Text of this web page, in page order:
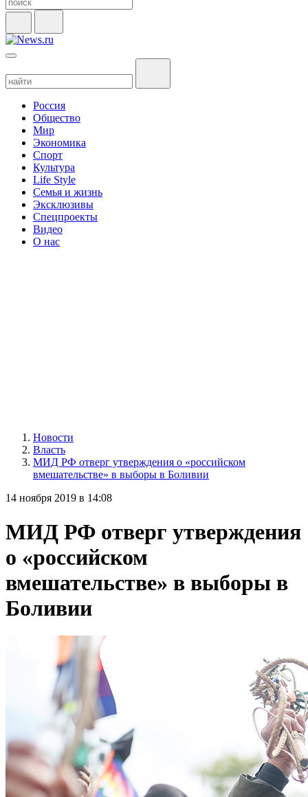
Россия
Общество
Мир
Экономика
Спорт
Культура
Life Style
Семья и жизнь
Эксклюзивы
Спецпроекты
Видео
О нас
Новости
Власть
МИД РФ отверг утверждения о «российском
вмешательстве» в выборы в Боливии
14 ноября 2019 в 14:08
МИД РФ отверг утверждения
о «российском
вмешательстве» в выборы в
Боливии